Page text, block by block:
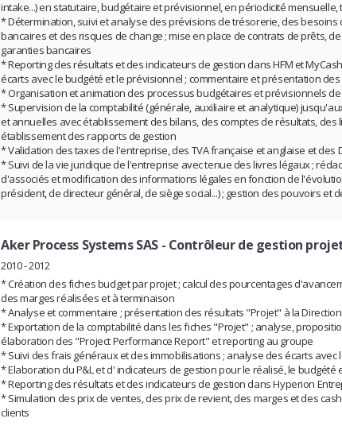
intake...) en statutaire, budgétaire et prévisionnel, en périodicité mensuelle,
* Détermination, suivi et analyse des prévisions de trésorerie, des
bancaires et des risques de change ; mise en place de contrats de prêts,
garanties bancaires
* Reporting des résultats et des indicateurs de gestion dans HFM et
écarts avec le budgété et le prévisionnel ; commentaire et présentation
* Organisation et animation des processus budgétaires et prévisionnels
* Supervision de la comptabilité (générale, auxiliaire et analytique)
et annuelles avec établissement des bilans, des comptes de résultats, des
établissement des rapports de gestion
* Validation des taxes de l'entreprise, des TVA française et anglaise et des
* Suivi de la vie juridique de l'entreprise avec tenue des livres légaux ;
d'associés et modification des informations légales en fonction de
président, de directeur général, de siège social...) ; gestion des pouvoirs et
Aker Process Systems SAS- Contrôleur de gestion
2010 - 2012
* Création des fiches budget par projet ; calcul des pourcentages
des marges réalisées et à terminaison
* Analyse et commentaire ; présentation des résultats "Projet" à la Direction
* Exportation de la comptabilité dans les fiches "Projet" ; analyse,
élaboration des "Project Performance Report" et reporting au groupe
* Suivi des frais généraux et des immobilisations ; analyse des écarts avec
* Elaboration du P&L et d' indicateurs de gestion pour le réalisé, le
* Reporting des résultats et des indicateurs de gestion dans Hyperion
* Simulation des prix de ventes, des prix de revient, des marges et des
clients